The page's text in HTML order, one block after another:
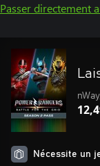
Passer directement
Nécessite un